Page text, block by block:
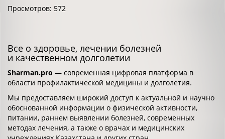
Просмотров: 572
Все о здоровье, лечении болезней
и качественном долголетии
Sharman.pro — современная цифровая платформа в
области профилактической медицины и долголетия.
Мы предоставляем широкий доступ к актуальной и научно
обоснованной информации о физической активности,
питании, раннем выявлении болезней, современных
методах лечения, а также о врачах и медицинских